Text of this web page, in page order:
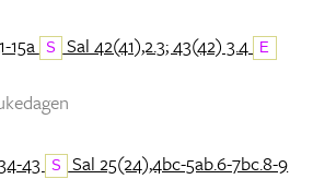
15a S Sal 42(41),2.3; 43(42) 3.4 E
43 S Sal 25(24),4bc-5ab.6-7bc.8-9